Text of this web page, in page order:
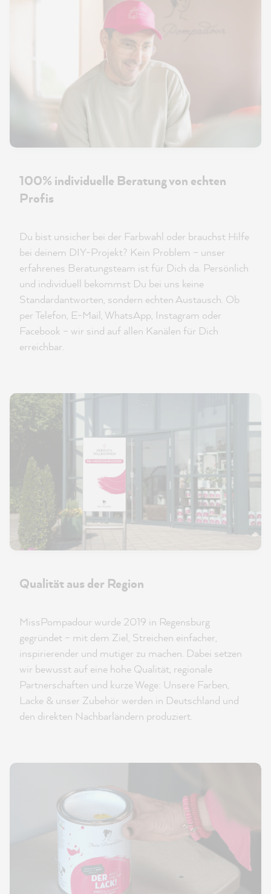
100% individuelle Beratung von echten
Profis
Du bist unsicher bei der Farbwahl oder brauchst Hilfe
bei deinem DIY-Projekt? Kein Problem – unser
erfahrenes Beratungsteam ist für Dich da. Persönlich
und individuell bekommst Du bei uns keine
Standardantworten, sondern echten Austausch. Ob
per Telefon, E-Mail, WhatsApp, Instagram oder
Facebook – wir sind auf allen Kanälen für Dich
erreichbar.
Qualität aus der Region
MissPompadour wurde 2019 in Regensburg
gegründet – mit dem Ziel, Streichen einfacher,
inspirierender und mutiger zu machen. Dabei setzen
wir bewusst auf eine hohe Qualität, regionale
Partnerschaften und kurze Wege: Unsere Farben,
Lacke & unser Zubehör werden in Deutschland und
den direkten Nachbarländern produziert.